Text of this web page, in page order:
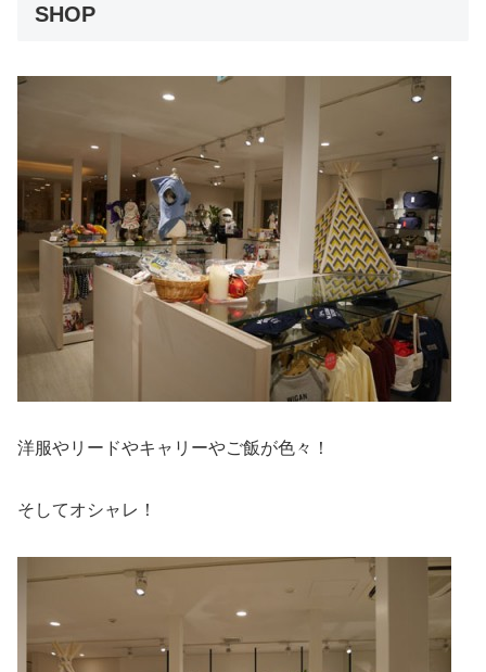
SHOP
洋服やリードやキャリーやご飯が色々！
そしてオシャレ！